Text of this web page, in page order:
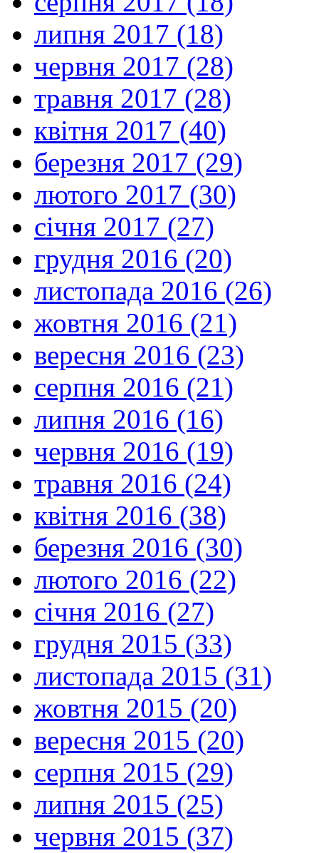
липня 2017 (18)
червня 2017 (28)
травня 2017 (28)
квітня 2017 (40)
березня 2017 (29)
лютого 2017 (30)
січня 2017 (27)
грудня 2016 (20)
листопада 2016 (26)
жовтня 2016 (21)
вересня 2016 (23)
серпня 2016 (21)
липня 2016 (16)
червня 2016 (19)
травня 2016 (24)
квітня 2016 (38)
березня 2016 (30)
лютого 2016 (22)
січня 2016 (27)
грудня 2015 (33)
листопада 2015 (31)
жовтня 2015 (20)
вересня 2015 (20)
серпня 2015 (29)
липня 2015 (25)
червня 2015 (37)